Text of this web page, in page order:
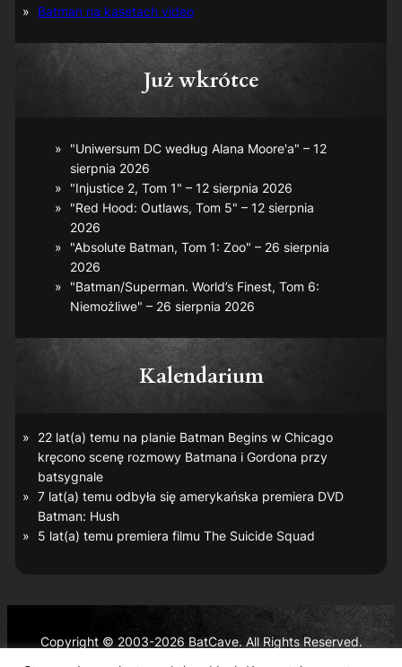
Batman na kasetach video
Już wkrótce
"Uniwersum DC według Alana Moore'a" – 12
sierpnia 2026
"Injustice 2, Tom 1" – 12 sierpnia 2026
"Red Hood: Outlaws, Tom 5" – 12 sierpnia
2026
"Absolute Batman, Tom 1: Zoo" – 26 sierpnia
2026
"Batman/Superman. World’s Finest, Tom 6:
Niemożliwe" – 26 sierpnia 2026
Kalendarium
22 lat(a) temu na planie Batman Beginsw Chicago
kręcono scenę rozmowy Batmana i Gordona przy
batsygnale
7 lat(a) temu odbyła się amerykańska premiera DVD
Batman: Hush
5 lat(a) temu premiera filmu The Suicide Squad
Copyright © 2003-2026 BatCave. All Rights Reserved.